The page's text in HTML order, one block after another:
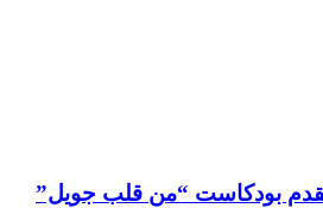
تقدم بودكاست “من قلب جويل”